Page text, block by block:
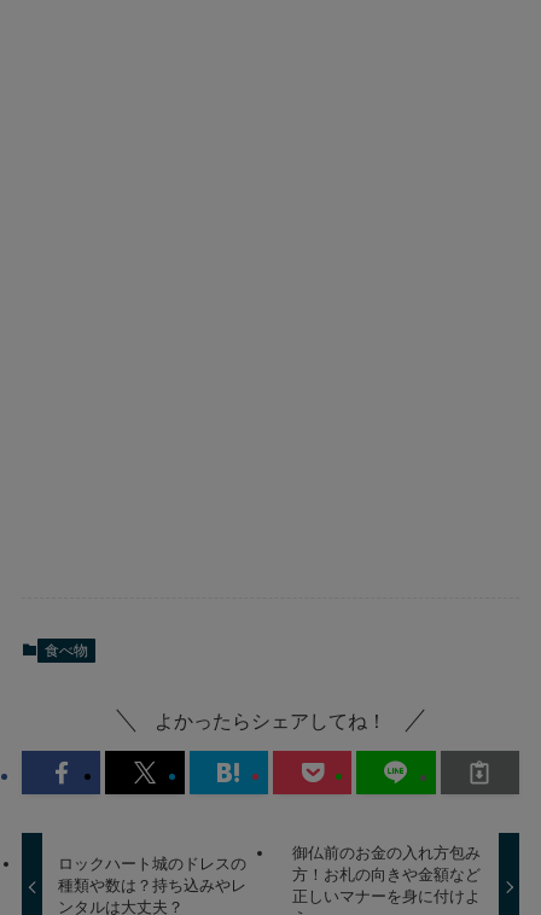
食べ物
よかったらシェアしてね！
ロックハート城のドレスの
種類や数は？持ち込みやレ
ンタルは大丈夫？
御仏前のお金の入れ方包み
方！お札の向きや金額など
正しいマナーを身に付けよ